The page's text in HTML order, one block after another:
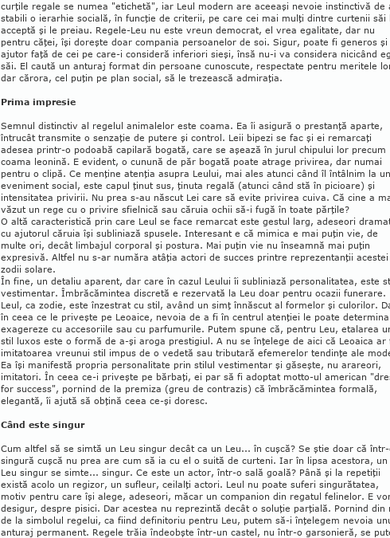
curţile regale se numea "etichetă", iar Leul modern are aceeaşi nevoie instinctivă de
stabili o ierarhie socială, în funcţie de criterii, pe care cei mai mulţi dintre curte­nii săi
acceptă şi le preiau. Regele-Leu nu este vreun democrat, el vrea egalitate, dar nu
pentru căţei, îşi doreşte doar compania persoanelor de soi. Sigur, poate fi generos şi
ajutor faţă de cei pe care-i consideră inferiori sieşi, însă nu-i va con­sidera nicicând
săi. El caută un anturaj format din persoane cunoscute, respectate pentru meritele
dar cărora, cel puţin pe plan social, să le tre­zească admiraţia.
Prima impresie
Semnul distinctiv al regelul animalelor este coama. Ea îi asigură o prestanţă aparte,
întrucât transmite o senzaţie de putere şi control. Leii bipezi se fac şi ei remarcaţi
adesea printr-o podoabă capi­lară bogată, care se aşează în jurul chipului lor pre­cum
coama leonină. E evident, o cunună de păr bogată poate atrage privirea, dar numai
pentru o clipă. Ce menţine atenţia asupra Leului, mai ales atunci când îl întâlnim la un
eveniment social, este capul ţinut sus, ţinuta regală (atunci când stă în picioare) şi
intensitatea privirii. Nu prea s-au născut Lei care să evite privirea cuiva. Că cine a
văzut un rege cu o privire sfielnică sau căruia ochii să-i fugă în toate părţile?
O altă caracteristică prin care Leul se face re­mar­cat este gestul larg, adeseori
cu ajuto­rul căruia îşi subliniază spusele. Interesant e că mimica e mai puţin vie, de
multe ori, decât limbajul corporal şi postura. Mai puţin vie nu înseamnă mai puţin
expresivă. Altfel nu s-ar număra atâţia actori de succes printre reprezentanţii acestei
zodii solare.
În fine, un detaliu aparent, dar care în cazul Leului îi subliniază personalitatea, este
vestimentar. Îmbrăcămintea discretă e rezer­vată la Leu doar pentru ocazii funerare.
Leul, ca zodie, este înzestrat cu stil, având un simţ înnăscut al formelor şi culorilor.
în ceea ce le priveşte pe Leoaice, nevoia de a fi în cen­trul atenţiei le poate determina
exagereze cu accesoriile sau cu parfumurile. Putem spu­ne că, pentru Leu, etalarea
stil luxos este o formă de a-şi aroga prestigiul. A nu se înţelege de aici că Leoaica ar
imitatoarea vreunui stil impus de o vedetă sau tributară efemerelor ten­dinţe ale
Ea îşi manifestă propria persona­litate prin stilul vestimentar şi găseşte, nu arareori,
imitatori. În ceea ce-i priveşte pe bărbaţi, ei par să fi adoptat motto-ul american
for success", pornind de la premiza (greu de contrazis) că îmbră­cămintea formală,
elegantă, îi ajută să obţină ceea ce-şi doresc.
Când este singur
Cum altfel să se simtă un Leu singur decât ca un Leu... în cuşcă? Se ştie doar că într-
singură cuşcă nu prea are cum să ia cu el o suită de curteni. Iar în lipsa acestora, un
Leu singur se simte... singur. Ce este un actor, într-o sală goală? Până şi la repetiţii
există acolo un regizor, un sufleur, ceilalţi actori. Leul nu poate suferi singurătatea,
motiv pentru care îşi alege, adeseori, măcar un companion din regatul fe­linelor. E
desigur, despre pisici. Dar aces­tea nu reprezintă decât o soluţie parţială. Por­nind din
de la simbolul regelui, ca fiind defi­nitoriu pentru Leu, putem să-i înţelegem nevoia
antu­raj permanent. Regele trăia îndeobşte într-un castel, nu într-o garsonieră, se